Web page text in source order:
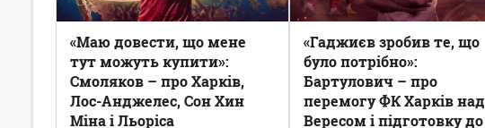
«Маю довести, що мене
тут можуть купити»:
Смоляков – про Харків,
Лос-Анджелес, Сон Хин
Міна і Льоріса
«Гаджиєв зробив те, що
було потрібно»:
Бартулович – про
перемогу ФК Харків над
Вересом і підготовку до